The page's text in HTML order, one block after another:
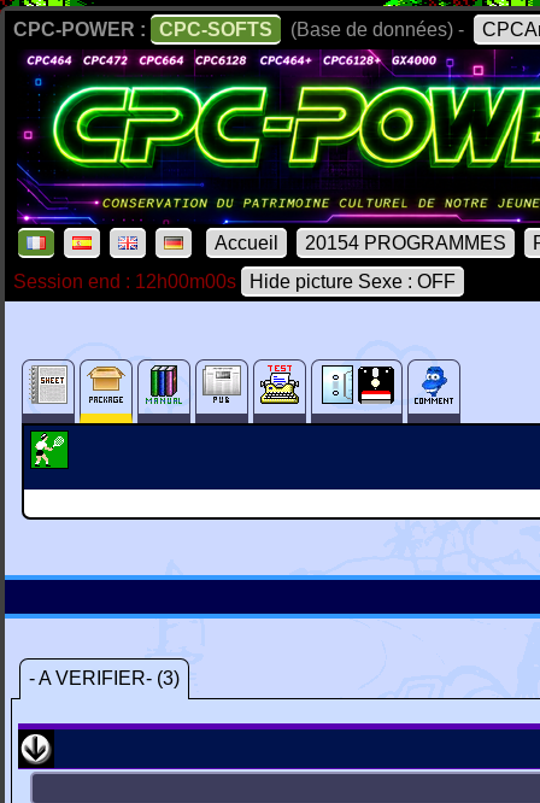
CPC-POWER : CPC-SOFTS (Base de données) -
Accueil 20154 PROGRAMMES
Session end : 12h00m00s
Hide picture Sexe : OFF
- A VERIFIER- (3)